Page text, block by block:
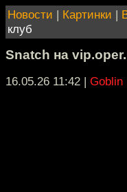
Новости | Картинки |
клуб
Snatch на
16.05.26 11:42 | Goblin